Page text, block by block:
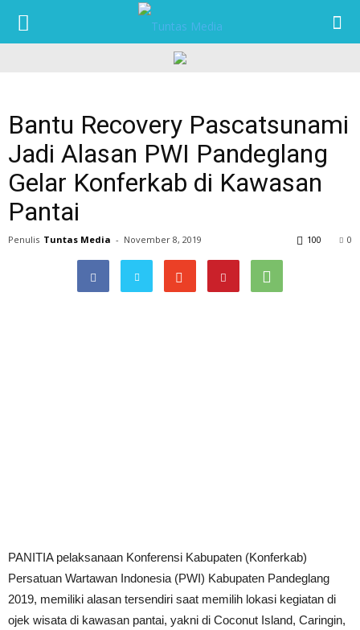
Bantu Recovery Pascatsunami
Jadi Alasan PWI Pandeglang
Gelar Konferkab di Kawasan
Pantai
Penulis Tuntas Media - November 8, 2019 0
100
PANITIA pelaksanaan Konferensi Kabupaten (Konferkab)
Persatuan Wartawan Indonesia (PWI) Kabupaten Pandeglang
2019, memiliki alasan tersendiri saat memilih lokasi kegiatan di
ojek wisata di kawasan pantai, yakni di Coconut Island, Caringin,